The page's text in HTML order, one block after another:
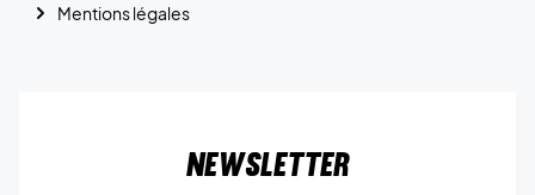
Mentions légales
Newsletter